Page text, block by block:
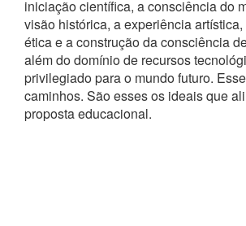
iniciação científica, a consciência do
visão histórica, a experiência
ética e a construção da consciência
além do domínio de recursos
privilegiado para o mundo futuro.
caminhos. São esses os ideais que
proposta educacional.